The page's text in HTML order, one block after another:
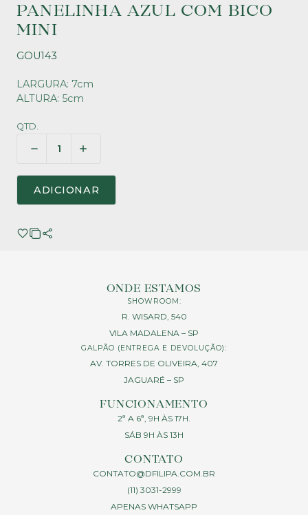
PANELINHA AZUL COM BICO
MINI
GOU143
LARGURA: 7cm
ALTURA: 5cm
QTD.
ADICIONAR
ONDE ESTAMOS
SHOWROOM:
R. WISARD, 540
VILA MADALENA – SP
GALPÃO (ENTREGA E DEVOLUÇÃO):
AV. TORRES DE OLIVEIRA, 407
JAGUARÉ – SP
FUNCIONAMENTO
2ª A 6ª, 9H ÀS 17H.
SÁB 9H ÀS 13H
CONTATO
CONTATO@DFILIPA.COM.BR
(11) 3031-2999
APENAS WHATSAPP